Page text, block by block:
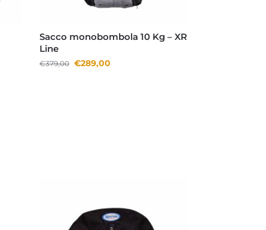
Sacco monobombola 10 Kg – XR
Line
€379,00 €289,00